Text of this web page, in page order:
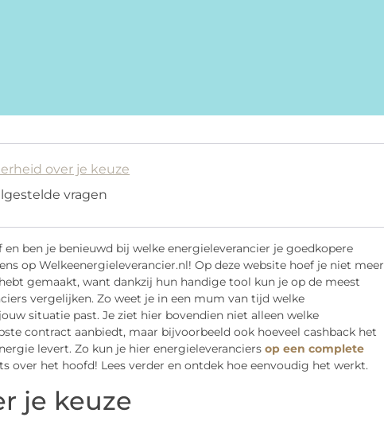
over je keuze
vragen
ben je benieuwd bij welke energieleverancier je goedkopere
op Welkeenergieleverancier.nl! Op deze website hoef je niet meer
gemaakt, want dankzij hun handige tool kun je op de meest
vergelijken. Zo weet je in een mum van tijd welke
situatie past. Je ziet hier bovendien niet alleen welke
contract aanbiedt, maar bijvoorbeeld ook hoeveel cashback het
levert. Zo kun je hier energieleveranciers op een complete
over het hoofd! Lees verder en ontdek hoe eenvoudig het werkt.
je keuze